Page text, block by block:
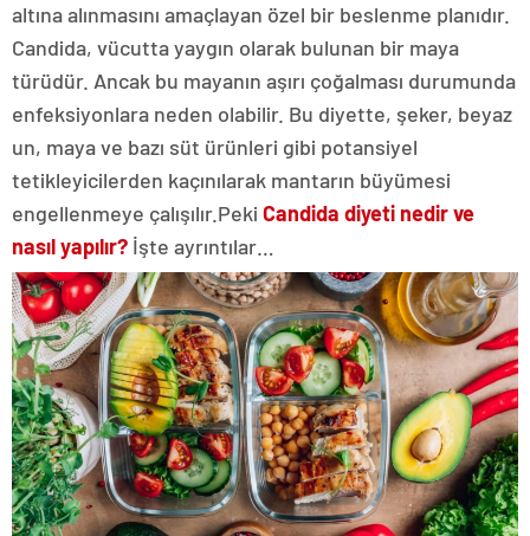
altına alınmasını amaçlayan özel bir beslenme planıdır.
Candida, vücutta yaygın olarak bulunan bir maya
türüdür. Ancak bu mayanın aşırı çoğalması durumunda
enfeksiyonlara neden olabilir. Bu diyette, şeker, beyaz
un, maya ve bazı süt ürünleri gibi potansiyel
tetikleyicilerden kaçınılarak mantarın büyümesi
engellenmeye çalışılır.Peki Candida diyeti nedir ve
nasıl yapılır? İşte ayrıntılar…